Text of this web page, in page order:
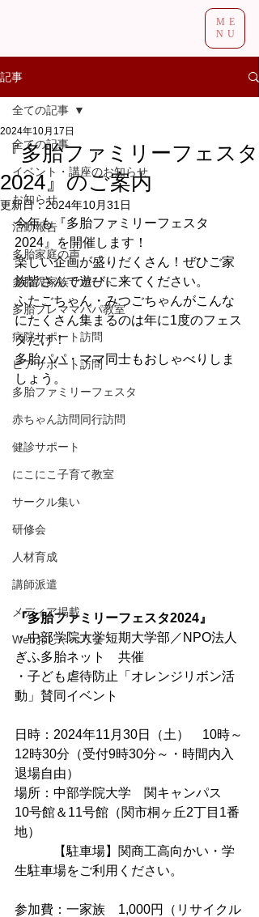
ME
NU
記事
全ての記事
イベント・講座のお知らせ
お知らせ
活動報告
多胎家庭の声
多胎児家族サポート
多胎プレママパパ教室
病院サポート訪問
ピアサポート訪問
多胎ファミリーフェスタ
赤ちゃん訪問同行訪問
健診サポート
にこにこ子育て教室
サークル集い
研修会
人材育成
講師派遣
メディア掲載
Webおしゃべり会
全ての記事
『多胎ファミリーフェスタ
2024』のご案内
2024年10月17日
更新日：2024年10月31日
今年も『多胎ファミリーフェスタ
2024』を開催します！
楽しい企画が盛りだくさん！ぜひご家
族皆さんで遊びに来てください。
ふたごちゃん・みつごちゃんがこんな
にたくさん集まるのは年に1度のフェス
タだけ！
多胎パパ・ママ同士もおしゃべりしま
しょう。
『多胎ファミリーフェスタ2024』
・中部学院大学短期大学部／NPO法人
ぎふ多胎ネット　共催
・子ども虐待防止「オレンジリボン活
動」賛同イベント
日時：2024年11月30日（土）　10時～
12時30分（受付9時30分～・時間内入
退場自由）
場所：中部学院大学　関キャンパス
10号館＆11号館（関市桐ヶ丘2丁目1番
地）
【駐車場】関商工高向かい・学
生駐車場をご利用ください。
参加費：一家族　1,000円（リサイクル